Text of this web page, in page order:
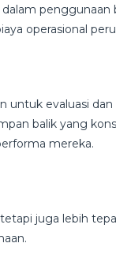
penggunaan
operasional
untuk evaluasi
balik yang
mereka.
juga lebih